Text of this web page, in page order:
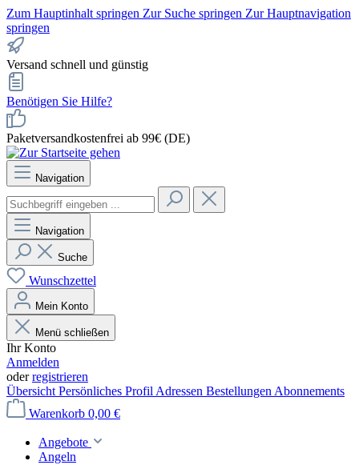
Zum Hauptinhalt springen Zur Suche springen Zur Hauptnavigation
springen
Versand schnell und günstig
Benötigen Sie Hilfe?
Paketversandkostenfrei ab 99€ (DE)
Navigation
Navigation
Suche
Wunschzettel
Mein Konto
Menü schließen
Ihr Konto
Anmelden
oderregistrieren
Übersicht Persönliches Profil Adressen Bestellungen Abonnements
Warenkorb 0,00 €
Angebote
Angeln